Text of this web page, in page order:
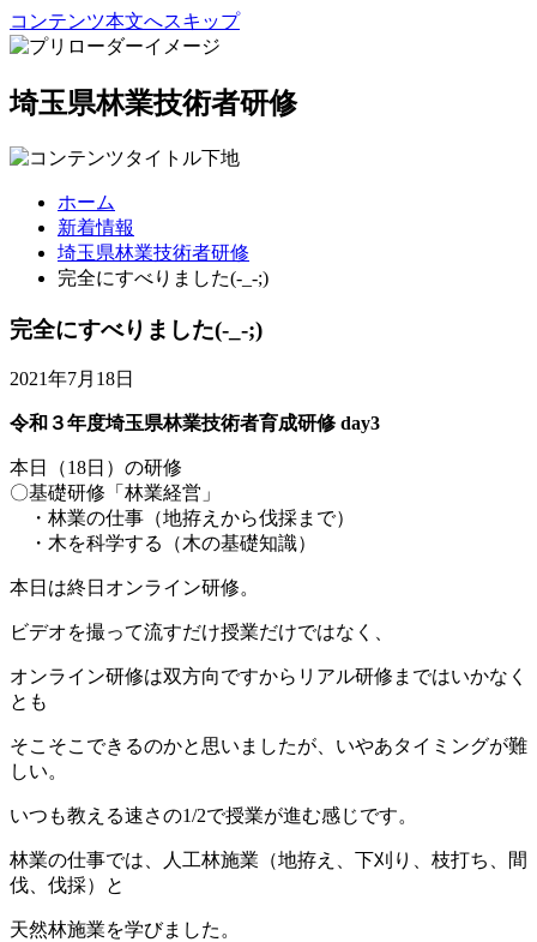
コンテンツ本文へスキップ
埼玉県林業技術者研修
ホーム
新着情報
埼玉県林業技術者研修
完全にすべりました(-_-;)
完全にすべりました(-_-;)
2021年7月18日
令和３年度埼玉県林業技術者育成研修 day3
本日（18日）の研修
〇基礎研修「林業経営」
・林業の仕事（地拵えから伐採まで）
・木を科学する（木の基礎知識）
本日は終日オンライン研修。
ビデオを撮って流すだけ授業だけではなく、
オンライン研修は双方向ですからリアル研修まではいかなく
とも
そこそこできるのかと思いましたが、いやあタイミングが難
しい。
いつも教える速さの1/2で授業が進む感じです。
林業の仕事では、人工林施業（地拵え、下刈り、枝打ち、間
伐、伐採）と
天然林施業を学びました。